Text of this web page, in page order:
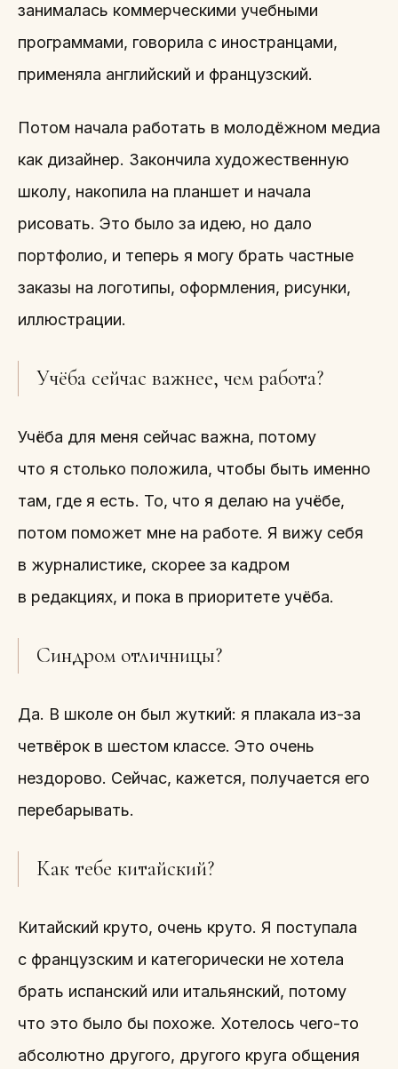
занималась коммерческими учебными
программами, говорила с иностранцами,
применяла английский и французский.
Потом начала работать в молодёжном медиа
как дизайнер. Закончила художественную
школу, накопила на планшет и начала
рисовать. Это было за идею, но дало
портфолио, и теперь я могу брать частные
заказы на логотипы, оформления, рисунки,
иллюстрации.
Учёба сейчас важнее, чем работа?
Учёба для меня сейчас важна, потому
что я столько положила, чтобы быть именно
там, где я есть. То, что я делаю на учёбе,
потом поможет мне на работе. Я вижу себя
в журналистике, скорее за кадром
в редакциях, и пока в приоритете учёба.
Синдром отличницы?
Да. В школе он был жуткий: я плакала из-за
четвёрок в шестом классе. Это очень
нездорово. Сейчас, кажется, получается его
перебарывать.
Как тебе китайский?
Китайский круто, очень круто. Я поступала
с французским и категорически не хотела
брать испанский или итальянский, потому
что это было бы похоже. Хотелось чего-то
абсолютно другого, другого круга общения